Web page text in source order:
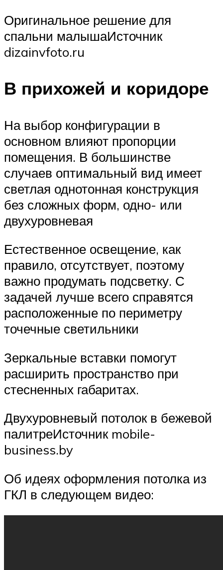
Оригинальное решение для
спальни малышаИсточник
dizainvfoto.ru
В прихожей и коридоре
На выбор конфигурации в
основном влияют пропорции
помещения. В большинстве
случаев оптимальный вид имеет
светлая однотонная конструкция
без сложных форм, одно- или
двухуровневая
Естественное освещение, как
правило, отсутствует, поэтому
важно продумать подсветку. С
задачей лучше всего справятся
расположенные по периметру
точечные светильники
Зеркальные вставки помогут
расширить пространство при
стесненных габаритах.
Двухуровневый потолок в бежевой
палитреИсточник mobile-
business.by
Об идеях оформления потолка из
ГКЛ в следующем видео: